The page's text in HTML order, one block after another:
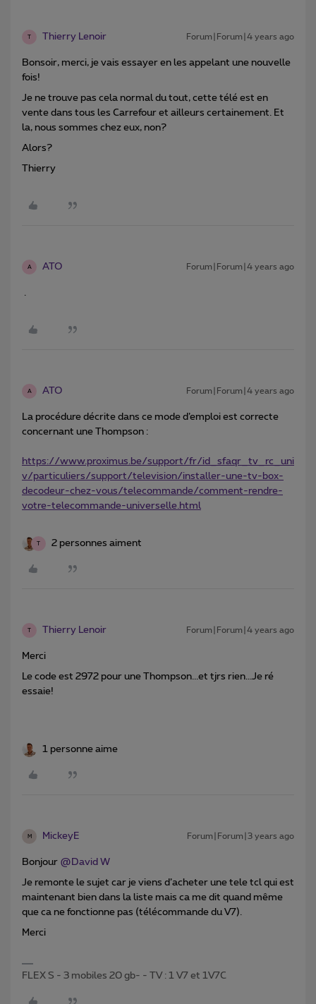
T Thierry Lenoir Forum|Forum|4 years ago
Bonsoir, merci, je vais essayer en les appelant une nouvelle
fois!
Je ne trouve pas cela normal du tout, cette télé est en
vente dans tous les Carrefour et ailleurs certainement. Et
la, nous sommes chez eux, non?
Alors?
Thierry
A ATO Forum|Forum|4 years ago
.
A ATO Forum|Forum|4 years ago
La procédure décrite dans ce mode d’emploi est correcte
concernant une Thompson :
https://www.proximus.be/support/fr/id_sfaqr_tv_rc_uni
v/particuliers/support/television/installer-une-tv-box-
decodeur-chez-vous/telecommande/comment-rendre-
votre-telecommande-universelle.html
T 2 personnes aiment
T Thierry Lenoir Forum|Forum|4 years ago
Merci
Le code est 2972 pour une Thompson...et tjrs rien...Je ré
essaie!
1 personne aime
M MickeyE Forum|Forum|3 years ago
Bonjour @David W
Je remonte le sujet car je viens d’acheter une tele tcl qui est
maintenant bien dans la liste mais ca me dit quand même
que ca ne fonctionne pas (télécommande du V7).
Merci
FLEX S - 3 mobiles 20 gb- - TV : 1 V7 et 1V7C